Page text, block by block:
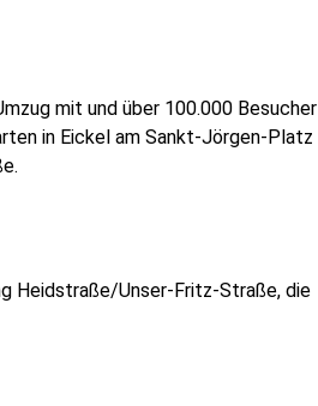
mit und über 100.000 Besucher
in Eickel am Sankt-Jörgen-Platz
Heidstraße/Unser-Fritz-Straße, die